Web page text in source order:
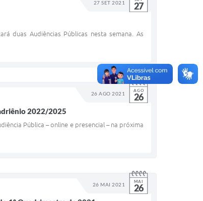
27 SET 2021 27
duas Audiências Públicas nesta semana. As
26 AGO 2021 AGO
26
2022/2025
Pública – online e presencial – na próxima
26 MAI 2021 MAI
26